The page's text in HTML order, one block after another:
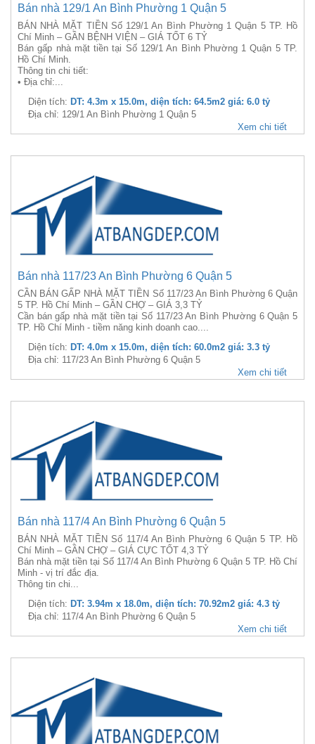
Bán nhà 129/1 An Bình Phường 1 Quận 5
BÁN NHÀ MẶT TIỀN Số 129/1 An Bình Phường 1 Quận 5 TP. Hồ
Chí Minh – GẦN BỆNH VIỆN – GIÁ TỐT 6 TỶ
Bán gấp nhà mặt tiền tại Số 129/1 An Bình Phường 1 Quận 5 TP.
Hồ Chí Minh.
Thông tin chi tiết:
• Địa chỉ:...
Diện tích: DT: 4.3m x 15.0m, diện tích: 64.5m2 giá: 6.0 tỷ
Địa chỉ: 129/1 An Bình Phường 1 Quận 5
Xem chi tiết
Bán nhà 117/23 An Bình Phường 6 Quận 5
CẦN BÁN GẤP NHÀ MẶT TIỀN Số 117/23 An Bình Phường 6 Quận
5 TP. Hồ Chí Minh – GẦN CHỢ – GIÁ 3,3 TỶ
Cần bán gấp nhà mặt tiền tại Số 117/23 An Bình Phường 6 Quận 5
TP. Hồ Chí Minh - tiềm năng kinh doanh cao....
Diện tích: DT: 4.0m x 15.0m, diện tích: 60.0m2 giá: 3.3 tỷ
Địa chỉ: 117/23 An Bình Phường 6 Quận 5
Xem chi tiết
Bán nhà 117/4 An Bình Phường 6 Quận 5
BÁN NHÀ MẶT TIỀN Số 117/4 An Bình Phường 6 Quận 5 TP. Hồ
Chí Minh – GẦN CHỢ – GIÁ CỰC TỐT 4,3 TỶ
Bán nhà mặt tiền tại Số 117/4 An Bình Phường 6 Quận 5 TP. Hồ Chí
Minh - vị trí đắc địa.
Thông tin chi...
Diện tích: DT: 3.94m x 18.0m, diện tích: 70.92m2 giá: 4.3 tỷ
Địa chỉ: 117/4 An Bình Phường 6 Quận 5
Xem chi tiết